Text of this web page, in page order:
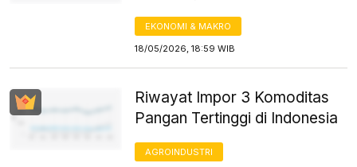
EKONOMI & MAKRO
18/05/2026, 18:59 WIB
Riwayat Impor 3 Komoditas
Pangan Tertinggi di Indonesia
AGROINDUSTRI